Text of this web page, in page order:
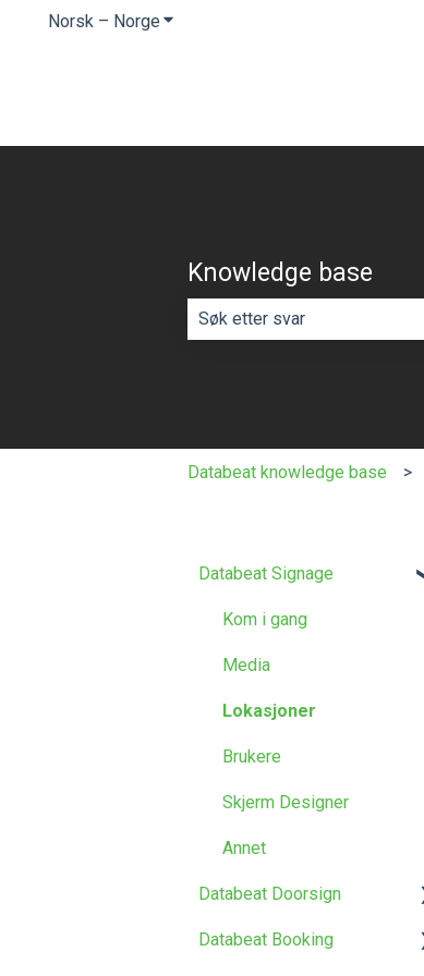
Norsk – Norge Vis undermeny for oversettelser
Knowledge base
Databeat knowledge base
Databeat Signage
Kom i gang
Media
Lokasjoner
Brukere
Skjerm Designer
Annet
Databeat Doorsign
Kom i gang
Databeat Booking